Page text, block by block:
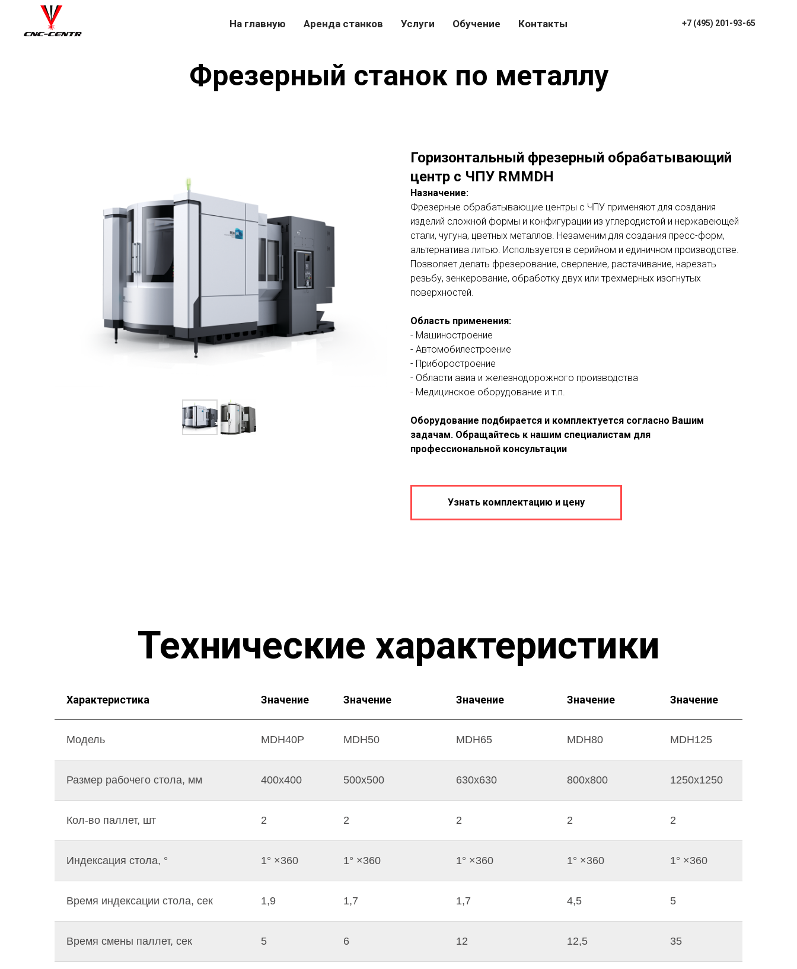
На главную Аренда станков Услуги Обучение Контакты +7 (495) 201-93-65
Фрезерный станок по металлу
Горизонтальный фрезерный обрабатывающий
центр с ЧПУ RMMDH
Назначение:
Фрезерные обрабатывающие центры с ЧПУ применяют для создания
изделий сложной формы и конфигурации из углеродистой и нержавеющей
стали, чугуна, цветных металлов. Незаменим для создания пресс-форм,
альтернатива литью. Используется в серийном и единичном производстве.
Позволяет делать фрезерование, сверление, растачивание, нарезать
резьбу, зенкерование, обработку двух или трехмерных изогнутых
поверхностей.
Область применения:
- Машиностроение
- Автомобилестроение
- Приборостроение
- Области авиа и железнодорожного производства
- Медицинское оборудование и т.п.
Оборудование подбирается и комплектуется согласно Вашим
задачам. Обращайтесь к нашим специалистам для
профессиональной консультации
Узнать комплектацию и цену
Технические характеристики
Характеристика Значение Значение Значение Значение Значение
Модель MDH40P MDH50 MDH65 MDH80 MDH125
Размер рабочего стола, мм 400х400 500х500 630х630 800х800 1250х1250
Кол-во паллет, шт 2 2 2 2 2
Индексация стола, ° 1° ×360 1° ×360 1° ×360 1° ×360 1° ×360
Время индексации стола, сек 1,9 1,7 1,7 4,5 5
Время смены паллет, сек 5 6 12 12,5 35